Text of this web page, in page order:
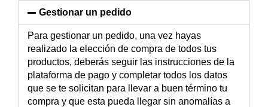
Gestionar un pedido
Para gestionar un pedido, una vez hayas
realizado la elección de compra de todos tus
productos, deberás seguir las instrucciones de la
plataforma de pago y completar todos los datos
que se te solicitan para llevar a buen término tu
compra y que esta pueda llegar sin anomalías a